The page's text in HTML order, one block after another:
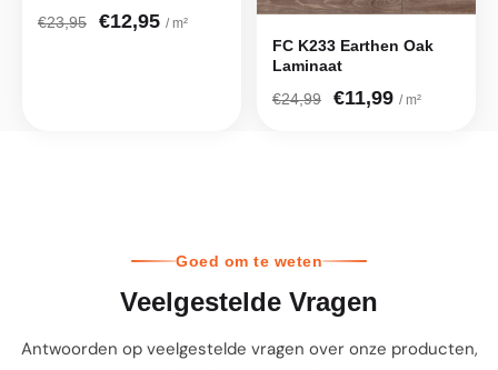
€23,95
€12,95 / m²
FC K233 Earthen Oak
Laminaat
€24,99
€11,99 / m²
Goed om te weten
Veelgestelde Vragen
Antwoorden op veelgestelde vragen over onze producten,